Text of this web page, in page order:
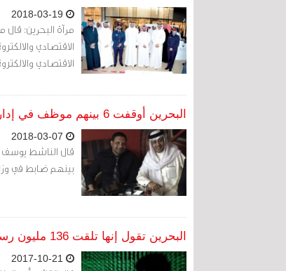
مرآة البحرين: قال
الاقتصادي
الاقتصادي
البحرين أوقفت 6 بينهم موظف في إدارة الجرائم الإلكترونية بتهمة إدارة حساب "نائب تائب" - ناشط
بينهم ضابط في
البحرين تقول إنها تلقت 136 مليون رسالة إلكترونية ضارة حاولت استهداف وزارات في 2016